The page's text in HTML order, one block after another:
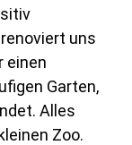
uns
einen
Garten,
Alles
Zoo.